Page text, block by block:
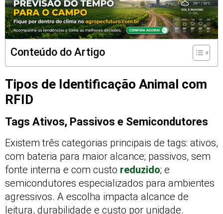
Conteúdo do Artigo
Tipos de Identificação Animal com
RFID
Tags Ativos, Passivos e Semicondutores
Existem três categorias principais de tags: ativos,
com bateria para maior alcance; passivos, sem
fonte interna e com custo reduzido; e
semicondutores especializados para ambientes
agressivos. A escolha impacta alcance de
leitura, durabilidade e custo por unidade.